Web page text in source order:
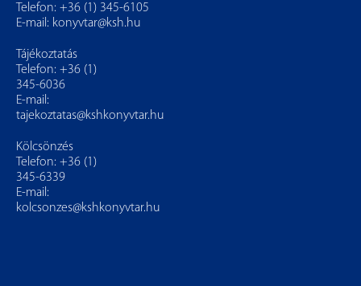
Telefon: +36 (1) 345-6105
E-mail: konyvtar@ksh.hu
Tájékoztatás
Telefon: +36 (1)
345-6036
E-mail:
tajekoztatas@kshkonyvtar.hu
Kölcsönzés
Telefon: +36 (1)
345-6339
E-mail:
kolcsonzes@kshkonyvtar.hu